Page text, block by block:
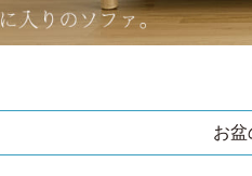
お盆